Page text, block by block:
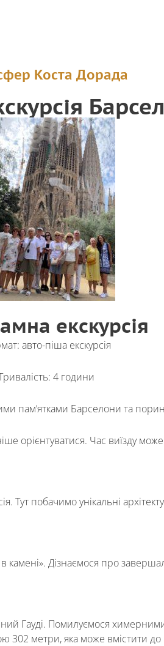
Коста Дорада
екскурсія
авто-піша екскурсія
4 години
пам’ятками Барселони та
орієнтуватися. Час виїзду
побачимо унікальні
камені». Дізнаємося про
Гауді. Помилуємося
302 метри, яка може вмістити